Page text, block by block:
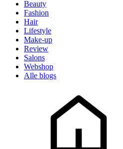
Beauty
Fashion
Hair
Lifestyle
Make-up
Review
Salons
Webshop
Alle blogs